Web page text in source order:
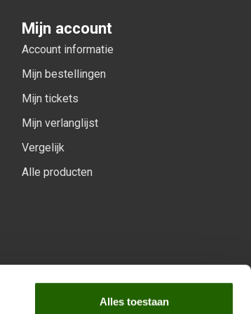
Alles toestaan
Mijn account
Account informatie
Mijn bestellingen
Mijn tickets
Mijn verlanglijst
Vergelijk
Alle producten